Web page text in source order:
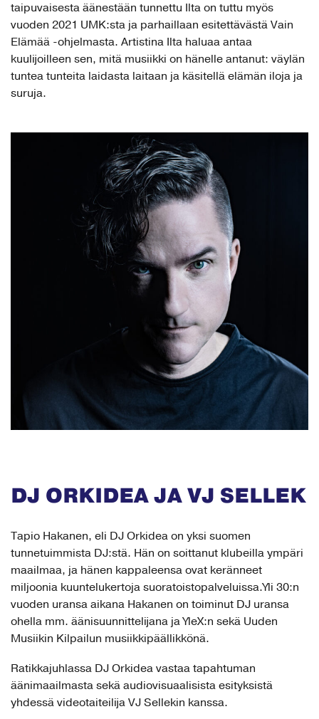
taipuvaisesta äänestään tunnettu Ilta on tuttu myös
vuoden 2021 UMK:sta ja parhaillaan esitettävästä Vain
Elämää -ohjelmasta. Artistina Ilta haluaa antaa
kuulijoilleen sen, mitä musiikki on hänelle antanut: väylän
tuntea tunteita laidasta laitaan ja käsitellä elämän iloja ja
suruja.
DJ ORKIDEA JA VJ SELLEK
Tapio Hakanen, eli DJ Orkidea on yksi suomen
tunnetuimmista DJ:stä. Hän on soittanut klubeilla ympäri
maailmaa, ja hänen kappaleensa ovat keränneet
miljoonia kuuntelukertoja suoratoistopalveluissa.Yli 30:n
vuoden uransa aikana Hakanen on toiminut DJ uransa
ohella mm. äänisuunnittelijana ja YleX:n sekä Uuden
Musiikin Kilpailun musiikkipäällikkönä.
Ratikkajuhlassa DJ Orkidea vastaa tapahtuman
äänimaailmasta sekä audiovisuaalisista esityksistä
yhdessä videotaiteilija VJ Sellekin kanssa.